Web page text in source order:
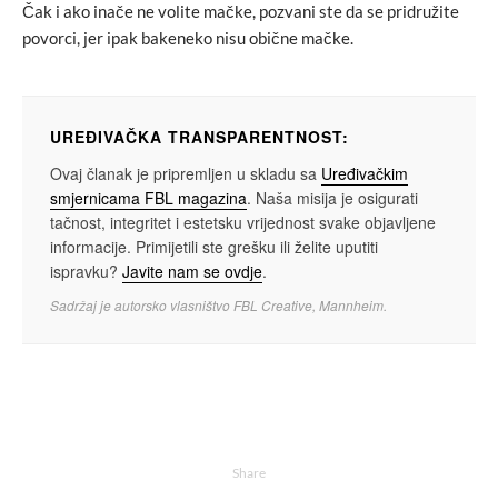
Čak i ako inače ne volite mačke, pozvani ste da se pridružite
povorci, jer ipak bakeneko nisu obične mačke.
UREĐIVAČKA TRANSPARENTNOST:
Ovaj članak je pripremljen u skladu sa Uređivačkim
smjernicama FBL magazina. Naša misija je osigurati
tačnost, integritet i estetsku vrijednost svake objavljene
informacije. Primijetili ste grešku ili želite uputiti
ispravku? Javite nam se ovdje.
Sadržaj je autorsko vlasništvo FBL Creative, Mannheim.
Share